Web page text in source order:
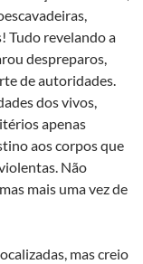
Tudo revelando a
despreparos,
de autoridades.
dos vivos,
apenas
aos corpos que
Não
mais uma vez de
mas creio